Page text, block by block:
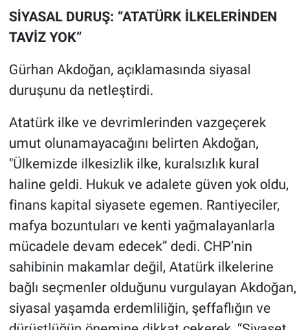
SİYASAL DURUŞ: “ATATÜRK İLKELERİNDEN
TAVİZ YOK”
Gürhan Akdoğan, açıklamasında siyasal
duruşunu da netleştirdi.
Atatürk ilke ve devrimlerinden vazgeçerek
umut olunamayacağını belirten Akdoğan,
"Ülkemizde ilkesizlik ilke, kuralsızlık kural
haline geldi. Hukuk ve adalete güven yok oldu,
finans kapital siyasete egemen. Rantiyeciler,
mafya bozuntuları ve kenti yağmalayanlarla
mücadele devam edecek” dedi. CHP’nin
sahibinin makamlar değil, Atatürk ilkelerine
bağlı seçmenler olduğunu vurgulayan Akdoğan,
siyasal yaşamda erdemliliğin, şeffaflığın ve